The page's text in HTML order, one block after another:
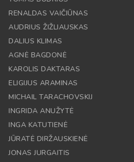
RENALDAS VAIČIŪNAS
AUDRIUS ŽIŽLIAUSKAS
DALIUS KLIMAS
AGNĖ BAGDONĖ
KAROLIS DAKTARAS
ELIGIJUS ARAMINAS
MICHAIL TARACHOVSKIJ
INGRIDA ANUŽYTĖ
INGA KATUTIENĖ
JŪRATĖ DIRŽAUSKIENĖ
JONAS JURGAITIS